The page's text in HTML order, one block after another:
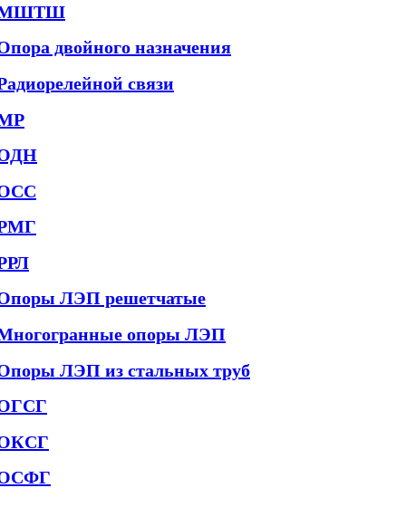
двойного назначения
связи
ЛЭП решетчатые
опоры ЛЭП
ЛЭП из стальных труб